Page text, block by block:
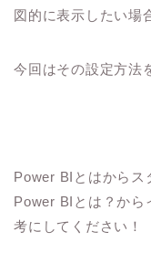
図的に表示したい場
今回はその設定方法
Power BIとはからス
Power BIとは？から
考にしてください！